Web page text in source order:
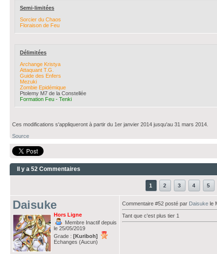
Semi-limitées
Sorcier du Chaos
Floraison de Feu
Délimitées
Archange Kristya
Attaquant T.G.
Guide des Enfers
Mezuki
Zombie Epidémique
Ptolemy M7 de la Constellée
Formation Feu - Tenki
Ces modifications s'appliqueront à partir du 1er janvier 2014 jusqu'au 31 mars 2014.
Source
Il y a 52 Commentaires
1 2 3 4 5
Daisuke
Hors Ligne
Membre Inactif depuis
le 25/05/2019
Grade : [Kuriboh]
Echanges (Aucun)
Commentaire #52 posté par Daisuke le
Tant que c'est plus tier 1